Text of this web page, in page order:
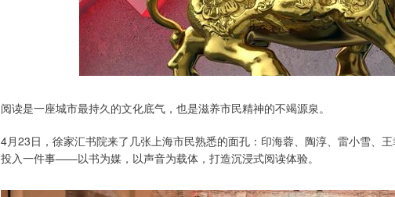
阅读是一座城市最持久的文化底气，也是滋养市民精神的不竭源泉。
4月23日，徐家汇书院来了几张上海市民熟悉的面孔：印海蓉、陶淳、雷小雪、
投入一件事——以书为媒，以声音为载体，打造沉浸式阅读体验。